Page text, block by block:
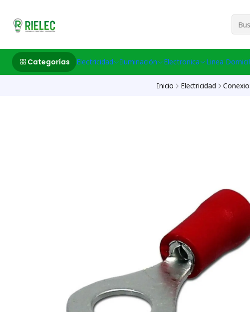
Categorías Electricidad Iluminación Electronica Linea
Inicio Electricidad